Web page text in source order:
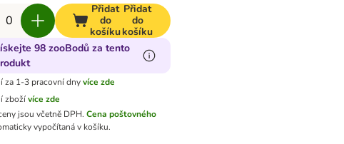
Přidat
do
košíku
Přidat
do
košíku
98 zooBodů za tento
za 1-3 pracovní dnyvíce zde
zbožívíce zde
jsou včetně DPH. Cena poštovného
vypočítaná v košíku.